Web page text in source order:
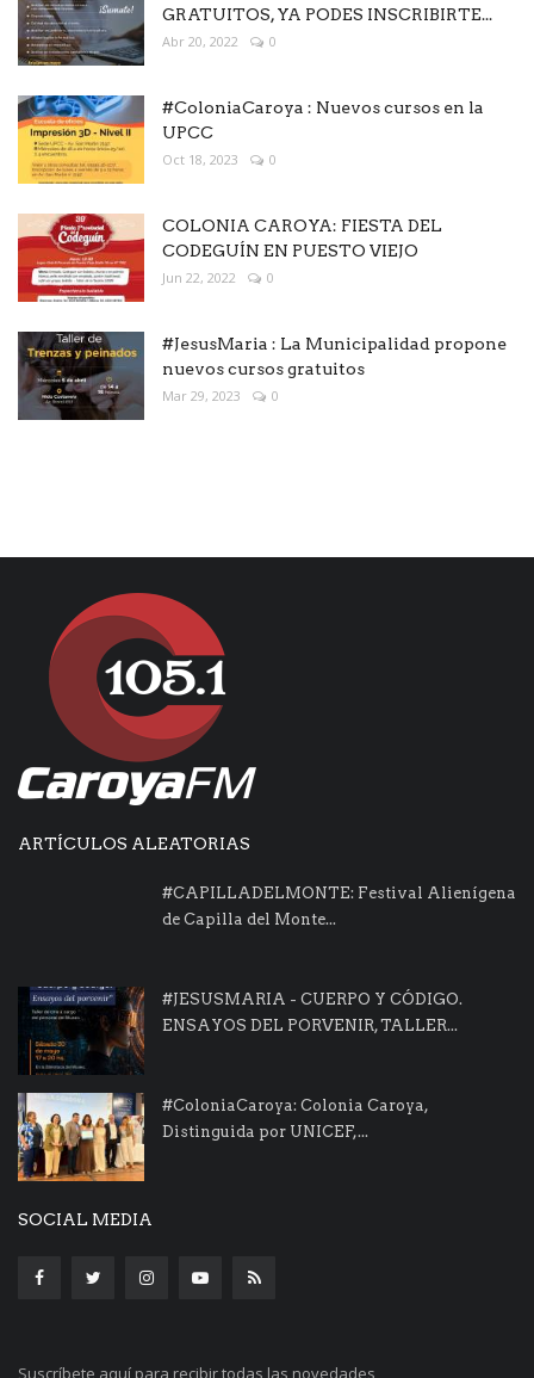
GRATUITOS, YA PODES INSCRIBIRTE...
Abr 20, 2022 0
#ColoniaCaroya : Nuevos cursos en la
UPCC
Oct 18, 2023 0
COLONIA CAROYA: FIESTA DEL
CODEGUÍN EN PUESTO VIEJO
Jun 22, 2022 0
#JesusMaria : La Municipalidad propone
nuevos cursos gratuitos
Mar 29, 2023 0
ARTÍCULOS ALEATORIAS
#CAPILLADELMONTE: Festival Alienígena
de Capilla del Monte...
#JESUSMARIA - CUERPO Y CÓDIGO.
ENSAYOS DEL PORVENIR, TALLER...
#ColoniaCaroya: Colonia Caroya,
Distinguida por UNICEF,...
SOCIAL MEDIA
Suscríbete aquí para recibir todas las novedades